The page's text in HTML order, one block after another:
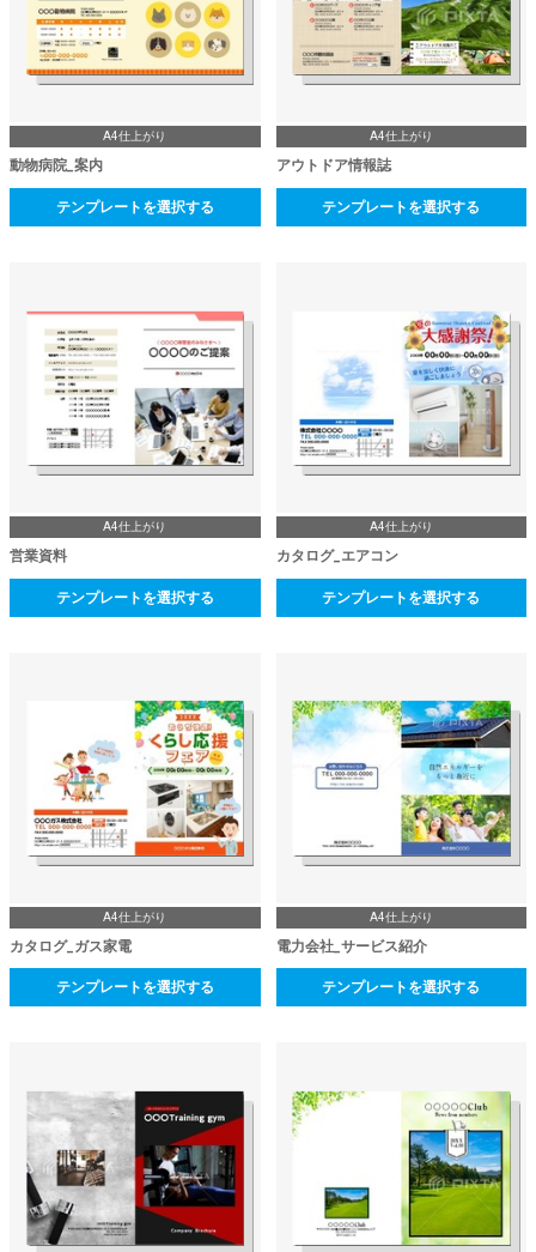
A4仕上がり
動物病院_案内
テンプレートを選択する
A4仕上がり
アウトドア情報誌
テンプレートを選択する
A4仕上がり
営業資料
テンプレートを選択する
A4仕上がり
カタログ_エアコン
テンプレートを選択する
A4仕上がり
カタログ_ガス家電
テンプレートを選択する
A4仕上がり
電力会社_サービス紹介
テンプレートを選択する